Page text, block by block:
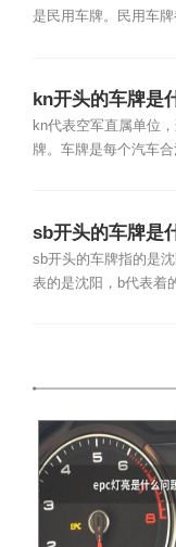
是民用车牌。民用车
kn开头的车牌是
kn代表空军直属单位
牌。车牌是每个汽车
sb开头的车牌是
sb开头的车牌指的是
表的是沈阳，b代表着